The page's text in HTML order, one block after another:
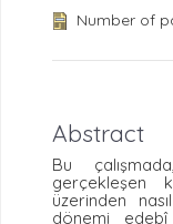
Number of
Abstract
Bu
gerçekleşen
üzerinden
dönemi edebî